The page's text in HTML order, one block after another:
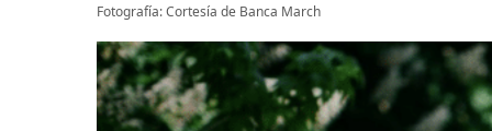
Fotografía: Cortesía de Banca March